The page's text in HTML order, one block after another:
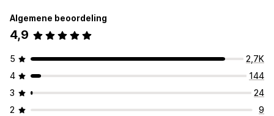
Algemene beoordeling
4,9
5
2,7K
4
144
3
24
2
9